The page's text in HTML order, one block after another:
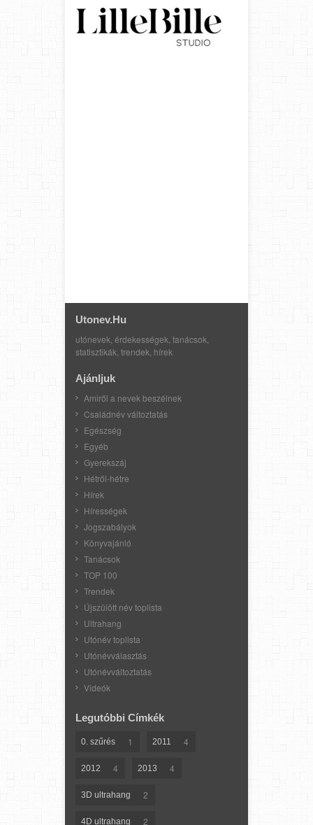
Utonev.hu
utónevek, érdekességek, tanácsok,
statisztikák, trendek, hírek
Ajánljuk
Amiről a nevek beszélnek
Családnév változtatás
Egészség
Egyéb
Gyerekszáj
Hétről-hétre
Hírek
Hírességek
Jogszabályok
Könyvajánló
Tanácsok
TOP 100
Trendek
Újszülött név toplista
Ultrahang
Utónév toplista
Utónévválasztás
Utónévváltoztatás
Videók
Legutóbbi Címkék
0. szűrés 1 2011 4
2012 4 2013 4
3D ultrahang 2
4D ultrahang 2